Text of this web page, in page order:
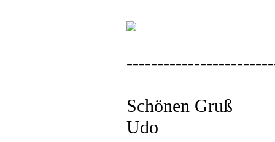
Schönen Gruß
Udo